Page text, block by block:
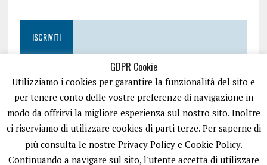
ISCRIVITI
GDPR Cookie
Utilizziamo i cookies per garantire la funzionalità del sito e
per tenere conto delle vostre preferenze di navigazione in
modo da offrirvi la migliore esperienza sul nostro sito. Inoltre
ci riserviamo di utilizzare cookies di parti terze. Per saperne di
più consulta le nostre Privacy Policy e Cookie Policy.
Continuando a navigare sul sito, l'utente accetta di utilizzare